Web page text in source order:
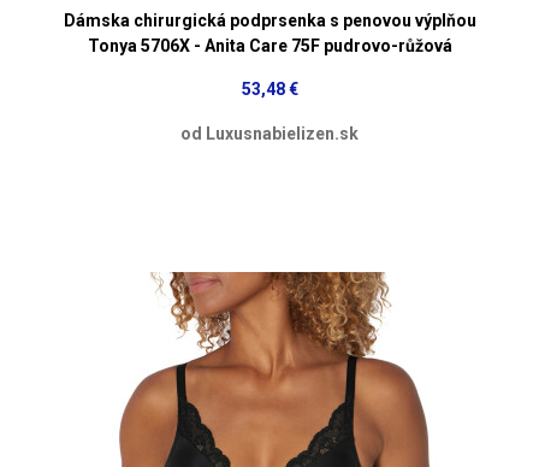
Dámska chirurgická podprsenka s penovou výplňou
Tonya 5706X - Anita Care 75F pudrovo-růžová
53,48 €
od Luxusnabielizen.sk